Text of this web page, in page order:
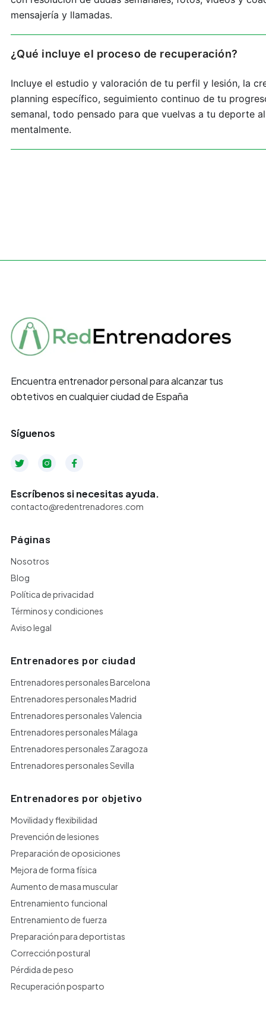
mensajería y llamadas.
¿Qué incluye el proceso de recuperación?
Incluye el estudio y valoración de tu perfil y lesión, la
planning específico, seguimiento continuo de tu
semanal, todo pensado para que vuelvas a tu deporte
mentalmente.
Encuentra entrenador personal para alcanzar tus
obtetivos en cualquier ciudad de España
Síguenos
  
Escríbenos si necesitas ayuda.
contacto@redentrenadores.com
Páginas
Nosotros
Blog
Política de privacidad
Términos y condiciones
Aviso legal
Entrenadores por ciudad
Entrenadores personales Barcelona
Entrenadores personales Madrid
Entrenadores personales Valencia
Entrenadores personales Málaga
Entrenadores personales Zaragoza
Entrenadores personales Sevilla
Entrenadores por objetivo
Movilidad y flexibilidad
Prevención de lesiones
Preparación de oposiciones
Mejora de forma física
Aumento de masa muscular
Entrenamiento funcional
Entrenamiento de fuerza
Preparación para deportistas
Corrección postural
Pérdida de peso
Recuperación posparto